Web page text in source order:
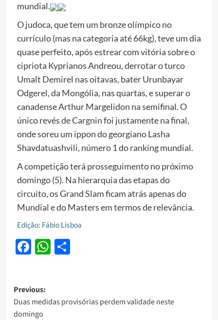
mundial.
O judoca, que tem um bronze olímpico no
currículo (mas na categoria até 66kg), teve um dia
quase perfeito, após estrear com vitória sobre o
cipriota Kyprianos Andreou, derrotar o turco
Umalt Demirel nas oitavas, bater Urunbayar
Odgerel, da Mongólia, nas quartas, e superar o
canadense Arthur Margelidon na semifinal. O
único revés de Cargnin foi justamente na final,
onde soreu um ippon do georgiano Lasha
Shavdatuashvili, número 1 do ranking mundial.
A competição terá prosseguimento no próximo
domingo (5). Na hierarquia das etapas do
circuito, os Grand Slam ficam atrás apenas do
Mundial e do Masters em termos de relevância.
Edição: Fábio Lisboa
Facebook
WhatsApp
Share
Post
navigation
Previous:
Duas medidas provisórias perdem validade neste
domingo